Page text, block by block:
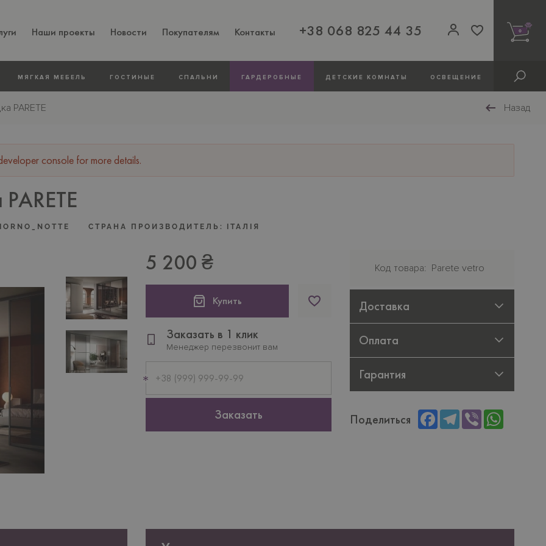
Наши проекты Новости Покупателям Контакты +38 068 825 44 35 0
МЯГКАЯ МЕБЕЛЬ ГОСТИНЫЕ СПАЛЬНИ ГАРДЕРОБНЫЕ ДЕТСКИЕ КОМНАТЫ ОСВЕЩЕНИЕ
PARETE Назад
console for more details.
СТРАНА ПРОИЗВОДИТЕЛЬ: ІТАЛІЯ
5 200 ₴
Купить
Заказать в 1 клик
Менеджер перезвонит вам
телефон
Заказать
Код товара Parete vetro
Доставка
Оплата
Гарантия
Поделиться FacebookTelegram
Viber